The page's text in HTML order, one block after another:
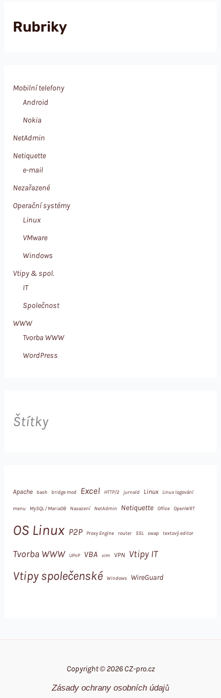
Rubriky
Mobilní telefony
Android
Nokia
NetAdmin
Netiquette
e-mail
Nezařazené
Operační systémy
Linux
VMware
Windows
Vtipy & spol.
IT
Společnost
WWW
Tvorba WWW
WordPress
Štítky
Apache bash bridge mod Excel HTTP/2 jurnald Linux Linux logování
menu MySQL / MariaDB Nasazení NetAdmin Netiquette Office OpenWRT
OS Linux P2P Proxy Engine router SSL swap textový editor
Tvorba WWW UPnP VBA vim VPN Vtipy IT
Vtipy společenské Windows WireGuard
Copyright © 2026 CZ-pro.cz
Zásady ochrany osobních údajů